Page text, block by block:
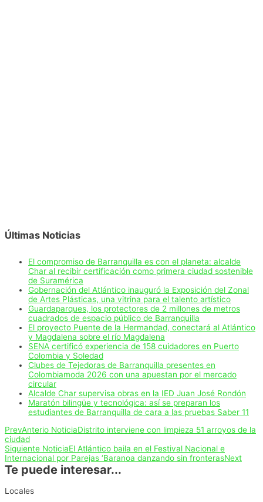
Últimas Noticias
El compromiso de Barranquilla es con el planeta: alcalde
Char al recibir certificación como primera ciudad sostenible
de Suramérica
Gobernación del Atlántico inauguró la Exposición del Zonal
de Artes Plásticas, una vitrina para el talento artístico
Guardaparques, los protectores de 2 millones de metros
cuadrados de espacio público de Barranquilla
El proyecto Puente de la Hermandad, conectará al Atlántico
y Magdalena sobre el río Magdalena
SENA certificó experiencia de 158 cuidadores en Puerto
Colombia y Soledad
Clubes de Tejedoras de Barranquilla presentes en
Colombiamoda 2026 con una apuestan por el mercado
circular
Alcalde Char supervisa obras en la IED Juan José Rondón
Maratón bilingüe y tecnológica: así se preparan los
estudiantes de Barranquilla de cara a las pruebas Saber 11
PrevAnterio NoticiaDistrito interviene con limpieza 51 arroyos de la
ciudad
Siguiente NoticiaEl Atlántico baila en el Festival Nacional e
Internacional por Parejas ‘Baranoa danzando sin fronterasNext
Te puede interesar...
Locales